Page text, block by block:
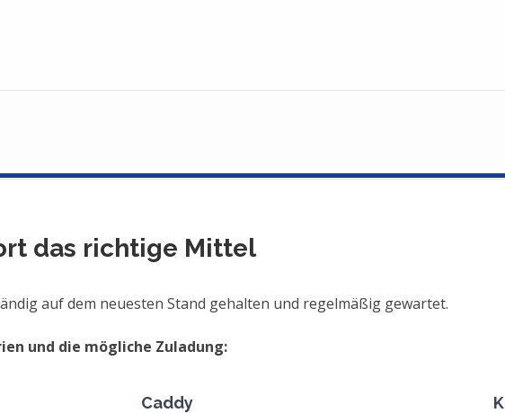
das richtige Mittel
auf dem neuesten Stand gehalten und regelmäßig gewartet.
und die mögliche Zuladung:
Caddy